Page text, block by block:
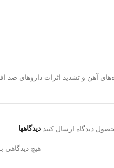
آهن و تشدید اثرات داروهای ضد
دیدگاهها
هیچ
دیدگاه ارسال کنند.